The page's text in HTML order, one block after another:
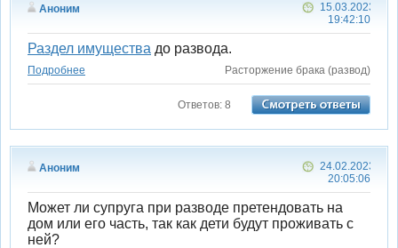
Аноним
15.03.2023
19:42:10
Раздел имущества до развода.
Подробнее Расторжение брака (развод)
Ответов: 8
Аноним
24.02.2023
20:05:06
Может ли супруга при разводе претендовать на
дом или его часть, так как дети будут проживать с
ней?